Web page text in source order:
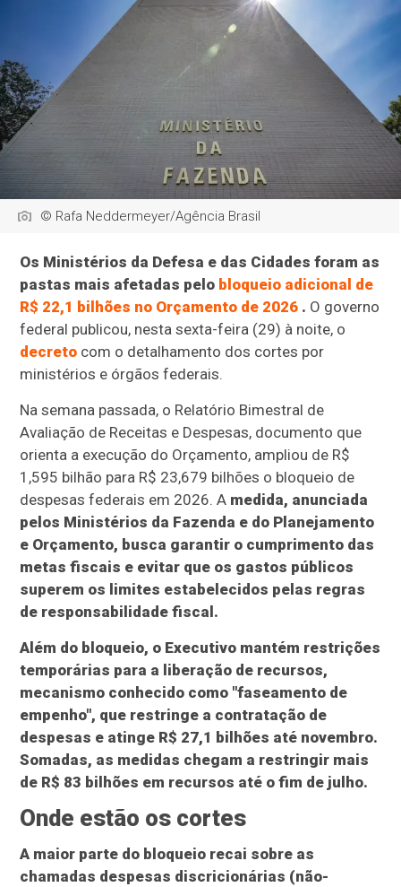
© Rafa Neddermeyer/Agência Brasil
Os Ministérios da Defesa e das Cidades foram as
pastas mais afetadas pelo bloqueio adicional de
R$ 22,1 bilhões no Orçamento de 2026 . O governo
federal publicou, nesta sexta-feira (29) à noite, o
decreto com o detalhamento dos cortes por
ministérios e órgãos federais.
Na semana passada, o Relatório Bimestral de
Avaliação de Receitas e Despesas, documento que
orienta a execução do Orçamento, ampliou de R$
1,595 bilhão para R$ 23,679 bilhões o bloqueio de
despesas federais em 2026. A medida, anunciada
pelos Ministérios da Fazenda e do Planejamento
e Orçamento, busca garantir o cumprimento das
metas fiscais e evitar que os gastos públicos
superem os limites estabelecidos pelas regras
de responsabilidade fiscal.
Além do bloqueio, o Executivo mantém restrições
temporárias para a liberação de recursos,
mecanismo conhecido como "faseamento de
empenho", que restringe a contratação de
despesas e atinge R$ 27,1 bilhões até novembro.
Somadas, as medidas chegam a restringir mais
de R$ 83 bilhões em recursos até o fim de julho.
Onde estão os cortes
A maior parte do bloqueio recai sobre as
chamadas despesas discricionárias (não-